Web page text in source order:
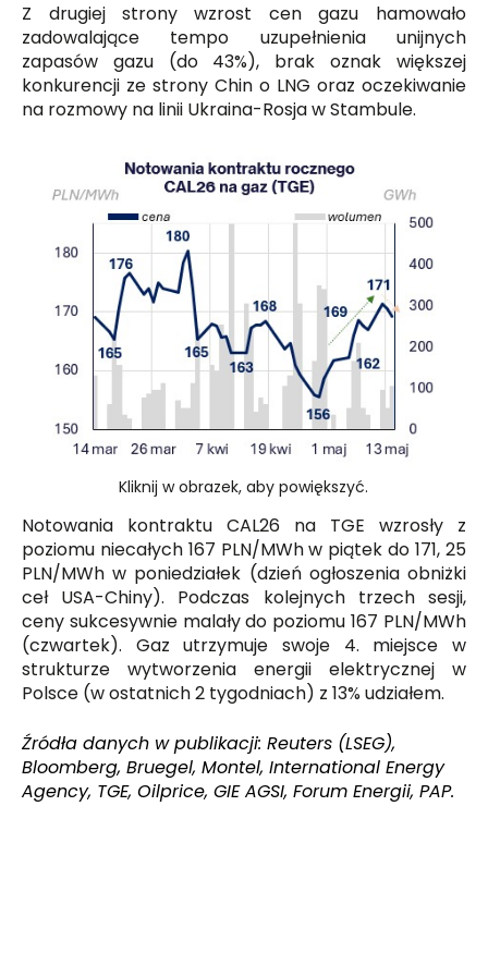
Z drugiej strony wzrost cen gazu hamowało
zadowalające tempo uzupełnienia unijnych
zapasów gazu (do 43%), brak oznak większej
konkurencji ze strony Chin o LNG oraz oczekiwanie
na rozmowy na linii Ukraina-Rosja w Stambule.
Kliknij w obrazek, aby powiększyć.
Notowania kontraktu CAL26 na TGE wzrosły z
poziomu niecałych 167 PLN/MWh w piątek do 171, 25
PLN/MWh w poniedziałek (dzień ogłoszenia obniżki
ceł USA-Chiny). Podczas kolejnych trzech sesji,
ceny sukcesywnie malały do poziomu 167 PLN/MWh
(czwartek). Gaz utrzymuje swoje 4. miejsce w
strukturze wytworzenia energii elektrycznej w
Polsce (w ostatnich 2 tygodniach) z 13% udziałem.
Źródła danych w publikacji: Reuters (LSEG),
Bloomberg, Bruegel, Montel, International Energy
Agency, TGE, Oilprice, GIE AGSI, Forum Energii, PAP.